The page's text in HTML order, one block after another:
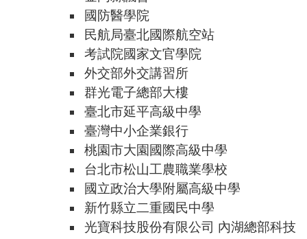
國防醫學院
民航局臺北國際航空站
考試院國家文官學院
外交部外交講習所
群光電子總部大樓
臺北市延平高級中學
臺灣中小企業銀行
桃園市大園國際高級中學
台北市松山工農職業學校
國立政治大學附屬高級中學
新竹縣立二重國民中學
光寶科技股份有限公司 內湖總部科技